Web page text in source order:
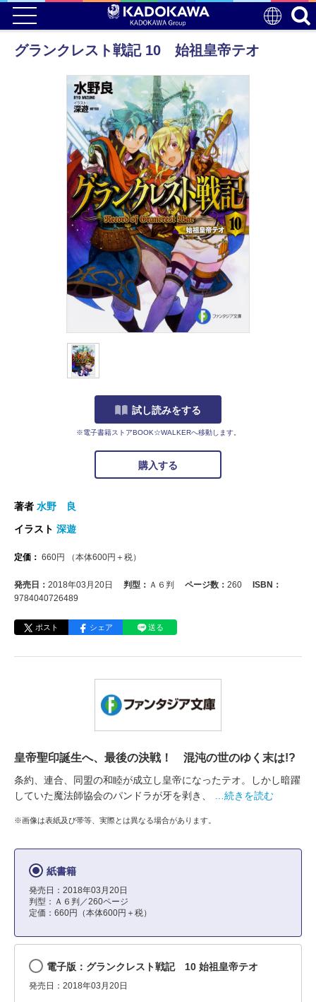
グランクレスト戦記 10 始祖皇帝テオ
試し読みをする
※電子書籍ストアBOOK☆WALKERへ移動します。
購入する
著者 水野 良
イラスト 深遊
定価： 660円 （本体600円＋税）
発売日： 2018年03月20日 判型： Ａ６判 ページ数： 260
ISBN：
9784040726489
ポスト シェア 送る
皇帝聖印誕生へ、最後の決戦！ 混沌の世のゆく末は!?
条約、連合、同盟の和睦が成立し皇帝になったテオ。しかし暗躍
していた魔法師協会のパンドラが牙を剥き、
…続きを読む
※画像は表紙及び帯等、実際とは異なる場合があります。
紙書籍
発売日：2018年03月20日
判型：Ａ６判／260ページ
定価：660円（本体600円＋税）
電子版：グランクレスト戦記 10 始祖皇帝テオ
発売日：2018年03月20日